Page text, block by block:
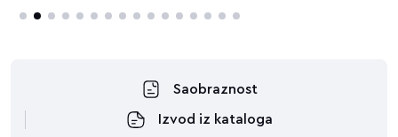
4 5 6 7 8 9 10 11 12 13 14 15 16
Saobraznost
Izvod iz kataloga